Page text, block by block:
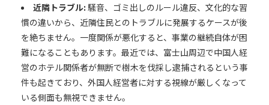
近隣トラブル: 騒音、ゴミ出しのルール違反、文化的な習
慣の違いから、近隣住民とのトラブルに発展するケースが後
を絶ちません。一度関係が悪化すると、事業の継続自体が困
難になることもあります。最近では、富士山周辺で中国人経
営のホテル関係者が無断で樹木を伐採し逮捕されるという事
件も起きており、外国人経営者に対する視線が厳しくなって
いる側面も無視できません。